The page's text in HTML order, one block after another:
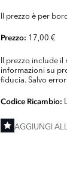
Il prezzo è per
Prezzo: 17,00 €
Il prezzo include
informazioni su
fiducia. Salvo
Codice Ricambio:
AGGIUNGI